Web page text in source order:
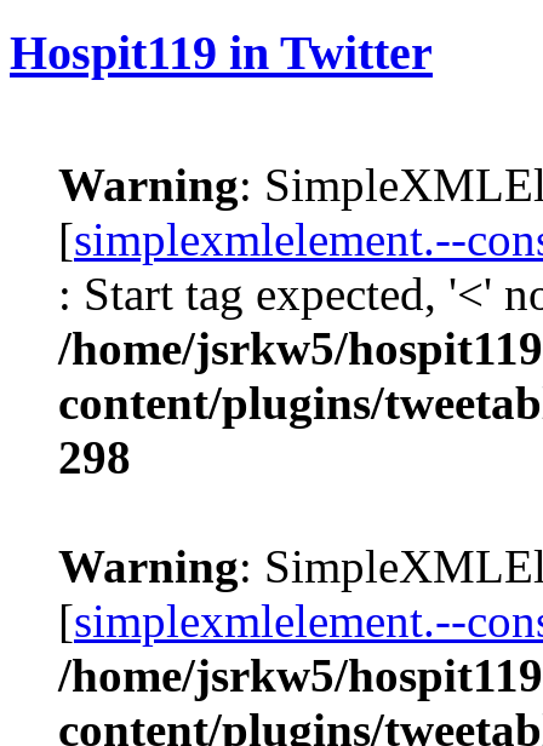
Hospit119 in Twitter
Warning:
[simplexmlelement.--
: Start tag expected, '<'
/home/jsrkw5/
content/plugins/
298
Warning:
[simplexmlelement.--
/home/jsrkw5/
content/plugins/